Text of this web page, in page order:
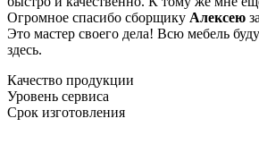
Огромное спасибо сборщику Алексею
Это мастер своего дела! Всю мебель
здесь.
Качество продукции
Уровень сервиса
Срок изготовления